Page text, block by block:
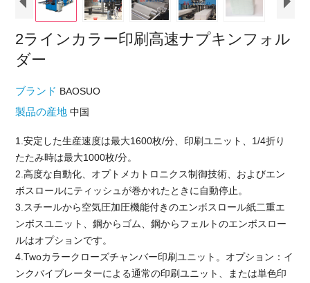
2ラインカラー印刷高速ナプキンフォル
ダー
ブランド BAOSUO
製品の産地中国
1.安定した生産速度は最大1600枚/分、印刷ユニット、1/4折り
たたみ時は最大1000枚/分。
2.高度な自動化、オプトメカトロニクス制御技術、およびエン
ボスロールにティッシュが巻かれたときに自動停止。
3.スチールから空気圧加圧機能付きのエンボスロール紙二重エ
ンボスユニット、鋼からゴム、鋼からフェルトのエンボスロー
ルはオプションです。
4.Twoカラークローズチャンバー印刷ユニット。オプション：イ
ンクバイブレーターによる通常の印刷ユニット、または単色印